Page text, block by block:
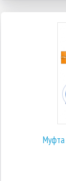
Муфта